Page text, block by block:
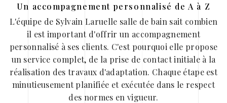
Un accompagnement personnalisé de A à Z
L'équipe de Sylvain Laruelle salle de bain sait combien
il est important d'offrir un accompagnement
personnalisé à ses clients. C'est pourquoi elle propose
un service complet, de la prise de contact initiale à la
réalisation des travaux d'adaptation. Chaque étape est
minutieusement planifiée et exécutée dans le respect
des normes en vigueur.